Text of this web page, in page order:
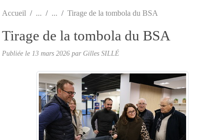
Accueil Tirage de la tombola du BSA
Tirage de la tombola du BSA
Publiée le 13 mars 2026 par Gilles SILLÉ